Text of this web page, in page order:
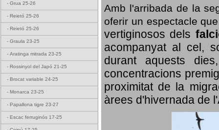
- Grua 25-26
- Reietó 25-26
- Reietó 25-26
- Graula 23-25
- Aratinga mitrada 23-25
- Rossinyol del Japó 21-25
- Brocat variable 24-25
- Monarca 23-25
- Papallona tigre 23-27
- Escac ferruginós 17-25
Amb l'arribada de la
oferir un espectacle
vertiginosos dels
acompanyat al cel,
durant aquests
concentracions
proximitat de la
àrees d'hivernada de